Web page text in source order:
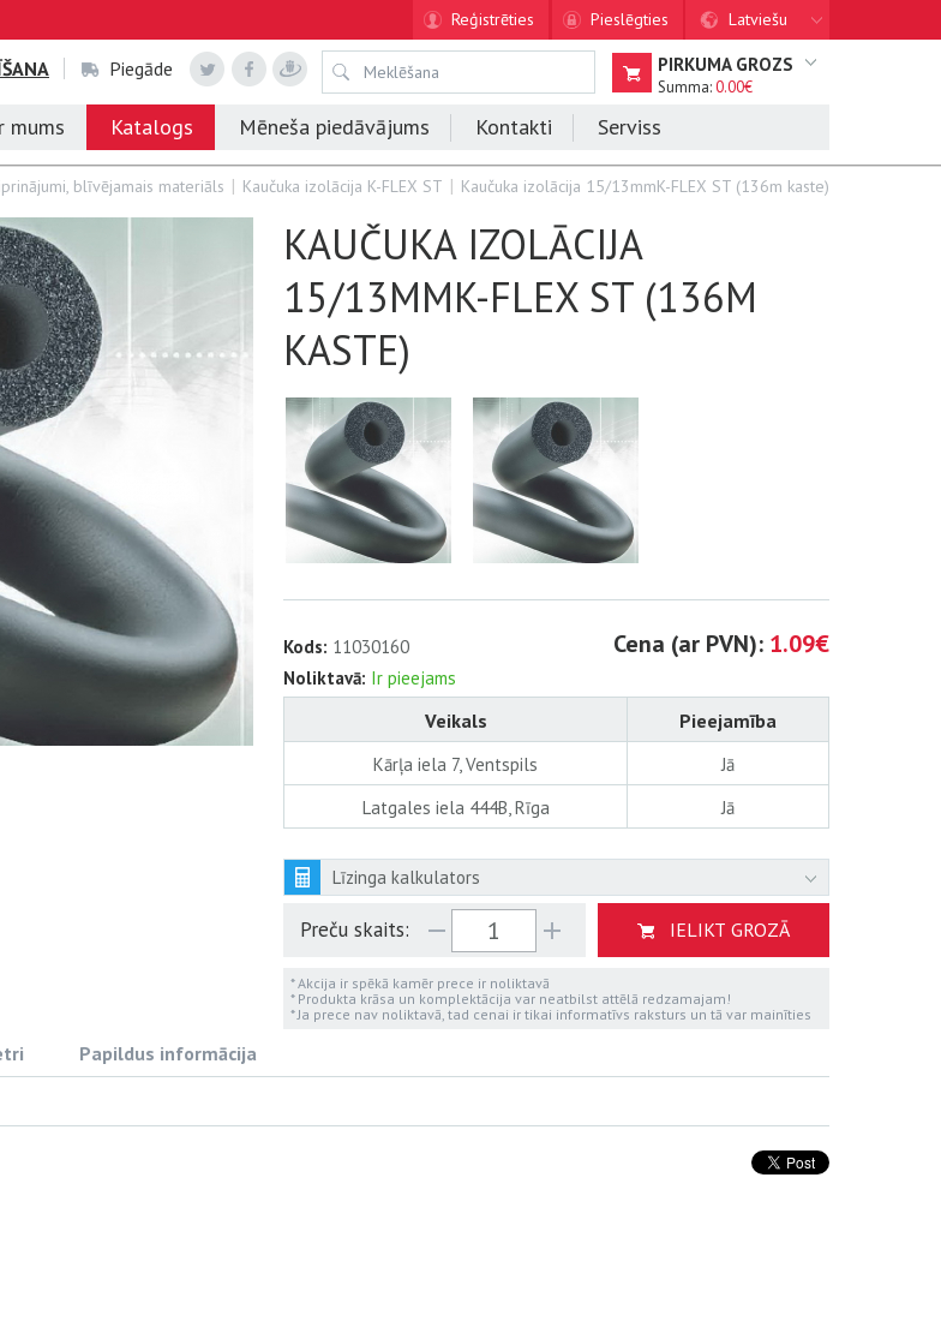
Reģistrēties Pieslēgties Latviešu
Piegāde PIRKUMA GROZS
Summa:0.00€
mums Katalogs Mēneša piedāvājums Kontakti Serviss
blīvējamais materiāls Kaučuka izolācija K-FLEX ST Kaučuka izolācija 15/13mmK-FLEX ST (136m kaste)
KAUČUKA IZOLĀCIJA
15/13MMK-FLEX ST (136M
KASTE)
Kods: 11030160
Noliktavā: Ir pieejams
Cena (ar PVN): 1.09€
Veikals Pieejamība
Kārļa iela 7, Ventspils
Jā
Latgales iela 444B, Rīga
Jā
Līzinga kalkulators
Preču skaits: IELIKT GROZĀ
* Akcija ir spēkā kamēr prece ir noliktavā
* Produkta krāsa un komplektācija var neatbilst attēlā redzamajam!
* Ja prece nav noliktavā, tad cenai ir tikai informatīvs raksturs un tā var mainīties
Papildus informācija